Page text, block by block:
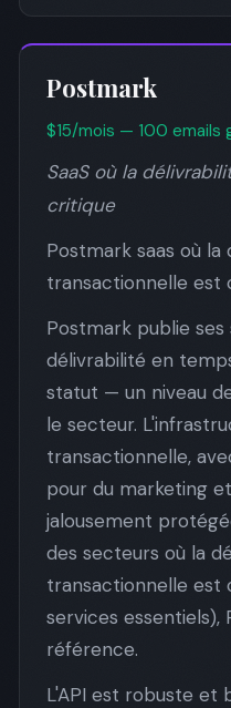
Postmark
$15/mois — 100 emails
SaaS où la
critique
Postmark saas où la
transactionnelle est
Postmark publie
délivrabilité en
statut — un niveau
le secteur.
transactionnelle,
pour du marketing
jalousement
des secteurs où la
transactionnelle est
services essentiels),
référence.
L'API est robuste et